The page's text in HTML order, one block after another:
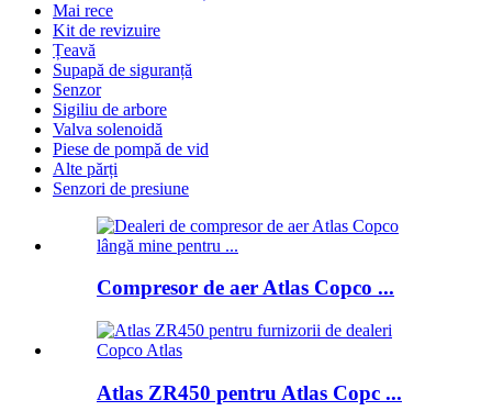
Mai rece
Kit de revizuire
Țeavă
Supapă de siguranță
Senzor
Sigiliu de arbore
Valva solenoidă
Piese de pompă de vid
Alte părți
Senzori de presiune
Compresor de aer Atlas Copco ...
Atlas ZR450 pentru Atlas Copc ...